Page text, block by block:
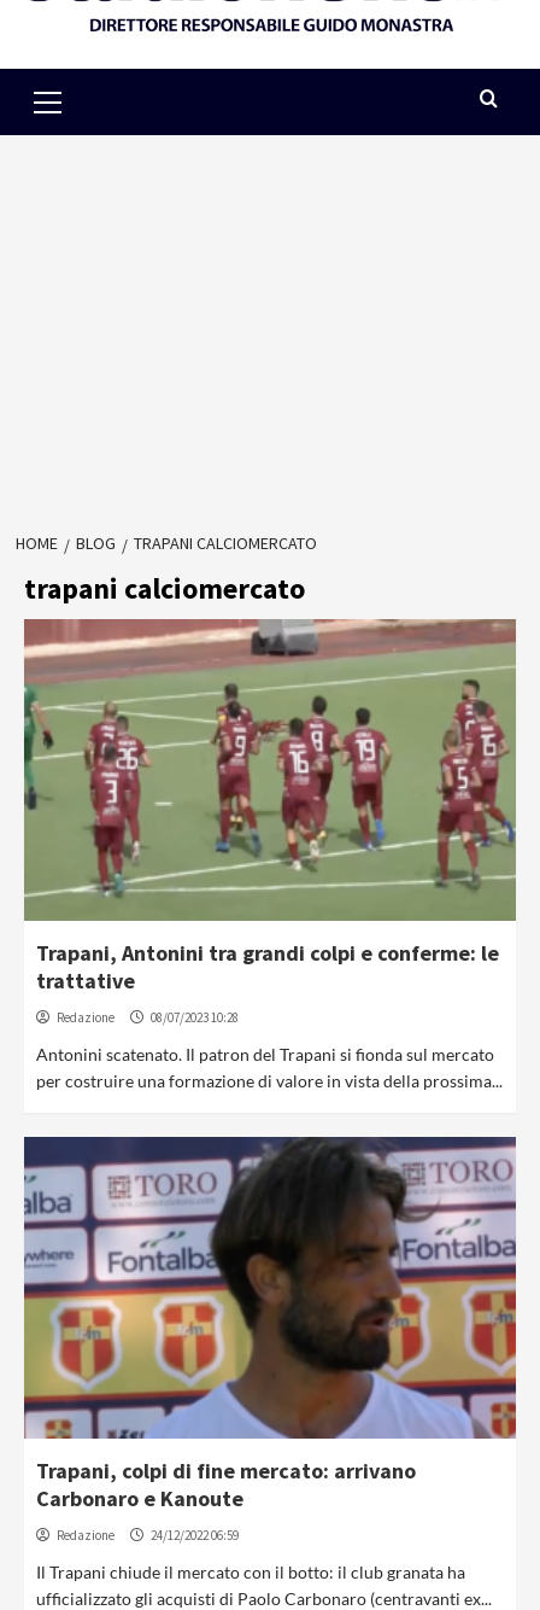
Menu
HOME BLOG TRAPANI CALCIOMERCATO
trapani calciomercato
Trapani, Antonini tra grandi colpi e conferme: le
trattative
Redazione 08/07/2023 10:28
Antonini scatenato. Il patron del Trapani si fionda sul mercato
per costruire una formazione di valore in vista della prossima...
Trapani, colpi di fine mercato: arrivano
Carbonaro e Kanoute
Redazione 24/12/2022 06:59
Il Trapani chiude il mercato con il botto: il club granata ha
ufficializzato gli acquisti di Paolo Carbonaro (centravanti ex...